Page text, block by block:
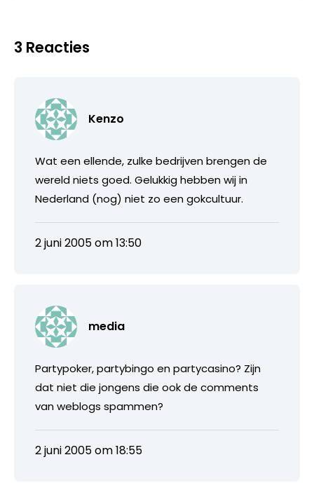
3 Reacties
Kenzo
Wat een ellende, zulke bedrijven brengen de
wereld niets goed. Gelukkig hebben wij in
Nederland (nog) niet zo een gokcultuur.
2 juni 2005 om 13:50
media
Partypoker, partybingo en partycasino? Zijn
dat niet die jongens die ook de comments
van weblogs spammen?
2 juni 2005 om 18:55